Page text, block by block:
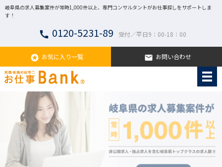
岐阜県の求人募集案件が常時1,000件以上、専門コンサルタントがお仕事探しをサポートしま
す！
call 0120-5231-89 受付／平日9：00-18：00
stars お気に入り一覧 email お問い合わせ